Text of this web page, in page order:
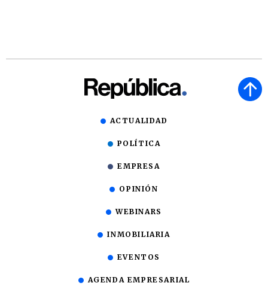
ACTUALIDAD
POLÍTICA
EMPRESA
OPINIÓN
WEBINARS
INMOBILIARIA
EVENTOS
AGENDA EMPRESARIAL